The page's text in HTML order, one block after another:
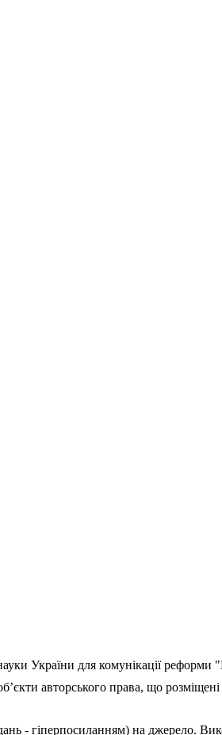
України для комунікації
авторського права, що
- гіперпосиланням) на джерело.